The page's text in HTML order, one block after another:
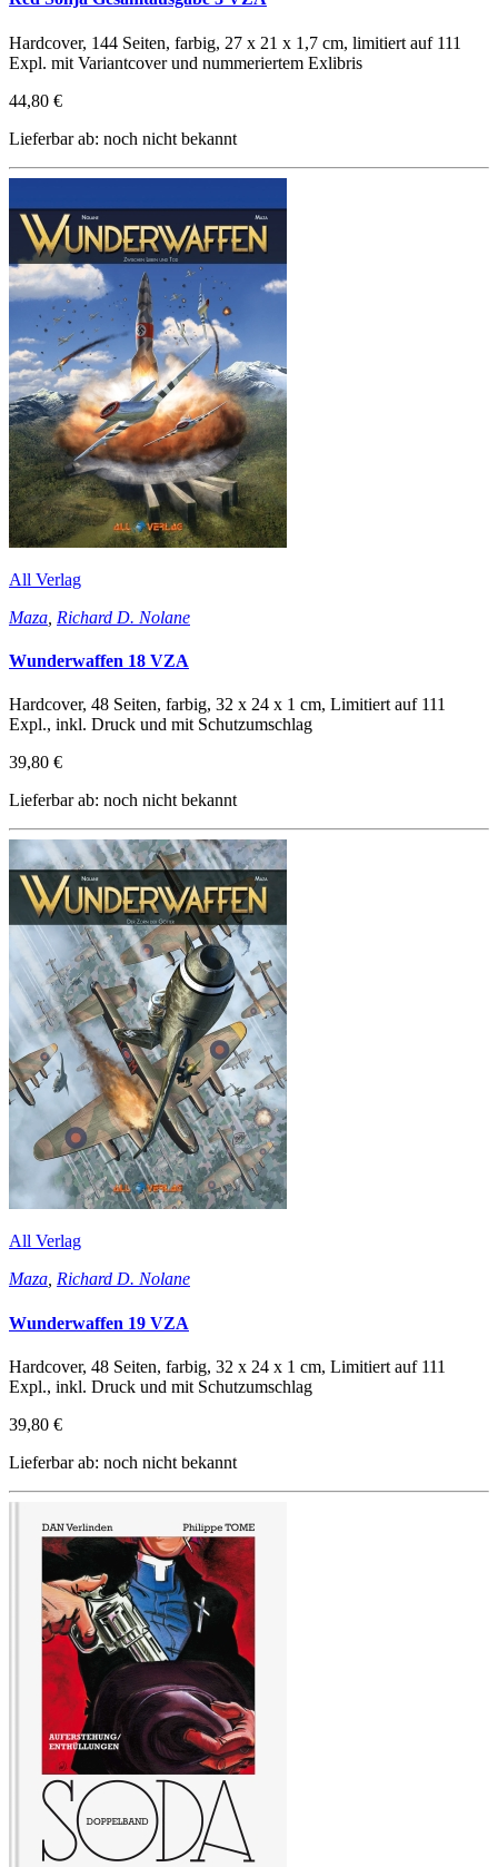
Hardcover, 144 Seiten, farbig, 27 x 21 x 1,7 cm, limitiert auf 111
Expl. mit Variantcover und nummeriertem Exlibris
44,80 €
Lieferbar ab: noch nicht bekannt
All Verlag
Maza Richard D. Nolane
Wunderwaffen 18 VZA
Hardcover, 48 Seiten, farbig, 32 x 24 x 1 cm, Limitiert auf 111
Expl., inkl. Druck und mit Schutzumschlag
39,80 €
Lieferbar ab: noch nicht bekannt
All Verlag
Maza Richard D. Nolane
Wunderwaffen 19 VZA
Hardcover, 48 Seiten, farbig, 32 x 24 x 1 cm, Limitiert auf 111
Expl., inkl. Druck und mit Schutzumschlag
39,80 €
Lieferbar ab: noch nicht bekannt